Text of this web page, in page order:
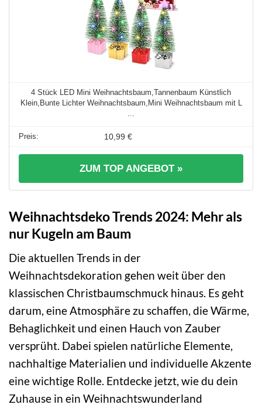
4 Stück LED Mini Weihnachtsbaum,Tannenbaum Künstlich
Klein,Bunte Lichter Weihnachtsbaum,Mini Weihnachtsbaum mit L
...
10,99 €
ZUM TOP ANGEBOT »
Weihnachtsdeko Trends 2024: Mehr als
nur Kugeln am Baum
Die aktuellen Trends in der
Weihnachtsdekoration gehen weit über den
klassischen Christbaumschmuck hinaus. Es geht
darum, eine Atmosphäre zu schaffen, die Wärme,
Behaglichkeit und einen Hauch von Zauber
versprüht. Dabei spielen natürliche Elemente,
nachhaltige Materialien und individuelle Akzente
eine wichtige Rolle. Entdecke jetzt, wie du dein
Zuhause in ein Weihnachtswunderland